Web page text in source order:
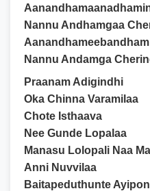
Nannu Andhamgaa
Nannu Andamga
Praanam Adigindhi
Oka Chinna Varamilaa
Chote Isthaava
Nee Gunde Lopalaa
Manasu Lolopali Naa
Anni Nuvvilaa
Baitapeduthunte